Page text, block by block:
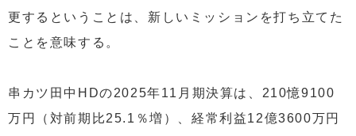
更するということは、新しいミッションを打ち立てた
ことを意味する。
串カツ田中HDの2025年11月期決算は、210憶9100
万円（対前期比25.1％増）、経常利益12億3600万円